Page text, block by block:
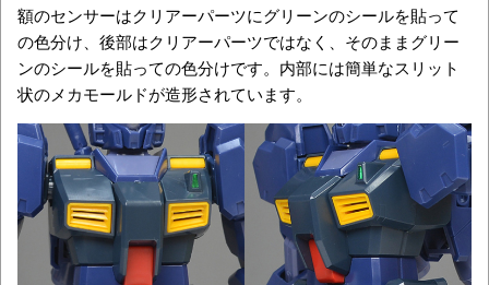
額のセンサーはクリアーパーツにグリーンのシールを貼って
の色分け、後部はクリアーパーツではなく、そのままグリー
ンのシールを貼っての色分けです。内部には簡単なスリット
状のメカモールドが造形されています。